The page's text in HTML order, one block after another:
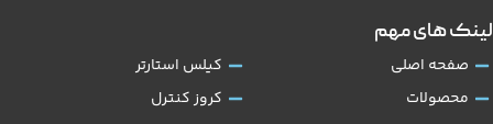
لینک های مهم
صفحه اصلی
محصولات
کیلس استارتر
کروز کنترل